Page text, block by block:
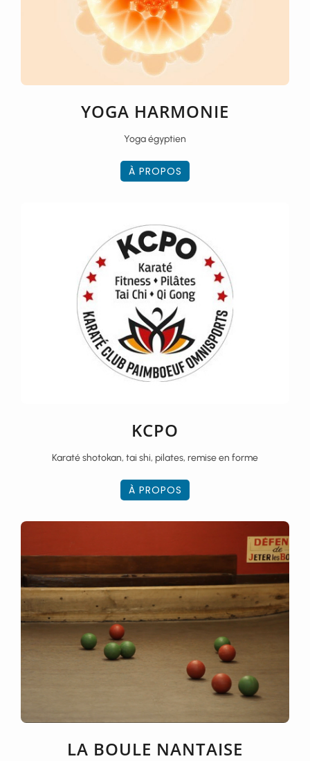
YOGA HARMONIE
Yoga égyptien
À PROPOS
KCPO
Karaté shotokan, tai shi, pilates, remise en forme
À PROPOS
LA BOULE NANTAISE